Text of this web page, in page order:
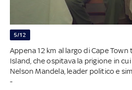
5/12
Appena 12 km al largo di Cape
Island, che ospitava la prigione in
Nelson Mandela, leader politico e
-